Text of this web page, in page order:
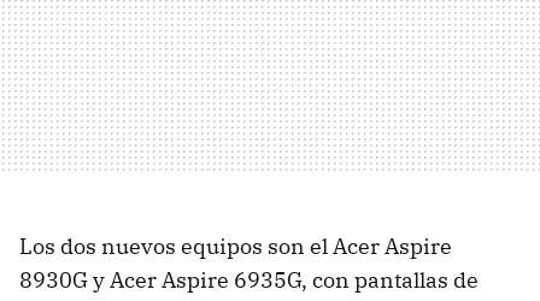
Los dos nuevos equipos son el Acer Aspire
8930G y Acer Aspire 6935G, con pantallas de